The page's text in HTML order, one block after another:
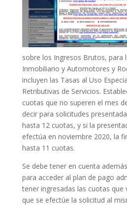
sobre los Ingresos Brutos, para
Inmobiliario y Automotores y
incluyen las Tasas al Uso
Retributivas de Servicios.
cuotas que no superen el mes
decir para solicitudes
hasta 12 cuotas, y si la
efectúa en noviembre 2020, la
hasta 11 cuotas.
Se debe tener en cuenta
para acceder al plan de pago
tener ingresadas las cuotas que
que se efectúe la solicitud al